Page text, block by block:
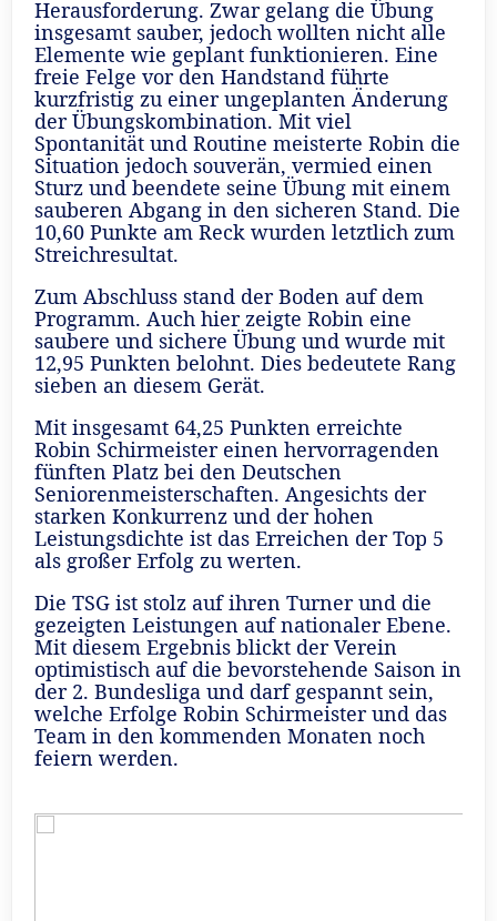
Herausforderung. Zwar gelang die Übung
insgesamt sauber, jedoch wollten nicht alle
Elemente wie geplant funktionieren. Eine
freie Felge vor den Handstand führte
kurzfristig zu einer ungeplanten Änderung
der Übungskombination. Mit viel
Spontanität und Routine meisterte Robin die
Situation jedoch souverän, vermied einen
Sturz und beendete seine Übung mit einem
sauberen Abgang in den sicheren Stand. Die
10,60 Punkte am Reck wurden letztlich zum
Streichresultat.
Zum Abschluss stand der Boden auf dem
Programm. Auch hier zeigte Robin eine
saubere und sichere Übung und wurde mit
12,95 Punkten belohnt. Dies bedeutete Rang
sieben an diesem Gerät.
Mit insgesamt 64,25 Punkten erreichte
Robin Schirmeister einen hervorragenden
fünften Platz bei den Deutschen
Seniorenmeisterschaften. Angesichts der
starken Konkurrenz und der hohen
Leistungsdichte ist das Erreichen der Top 5
als großer Erfolg zu werten.
Die TSG ist stolz auf ihren Turner und die
gezeigten Leistungen auf nationaler Ebene.
Mit diesem Ergebnis blickt der Verein
optimistisch auf die bevorstehende Saison in
der 2. Bundesliga und darf gespannt sein,
welche Erfolge Robin Schirmeister und das
Team in den kommenden Monaten noch
feiern werden.